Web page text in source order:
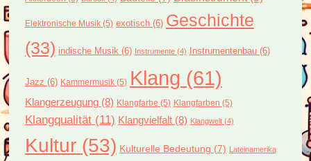
Elektronische Musik(5) exotisch(6) Geschichte
(33) indische Musik(6) Instrumente(4) Instrumentenbau(6)
Jazz (6) Kammermusik(5) Klang (61)
Klangerzeugung(8) Klangfarbe (5) Klangfarben (5)
Klangqualität(11) Klangvielfalt(8) Klangwelt(4)
Kultur(53) Kulturelle Bedeutung (7) Lateinamerika